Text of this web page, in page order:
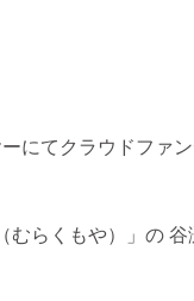
にてクラウドファ
らくもや）」の 谷